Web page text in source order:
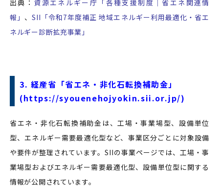
出典： 資源エネルギー庁「各種支援制度｜省エネ関連情
報」 、SII「令和7年度補正 地域エネルギー利用最適化・省エ
ネルギー診断拡充事業」
3. 経産省「省エネ・非化石転換補助金」
(https://syouenehojyokin.sii.or.jp/)
省エネ・非化石転換補助金は、工場・事業場型、設備単位
型、エネルギー需要最適化型など、事業区分ごとに対象設備
や要件が整理されています。SIIの事業ページでは、工場・事
業場型およびエネルギー需要最適化型、設備単位型に関する
情報が公開されています。